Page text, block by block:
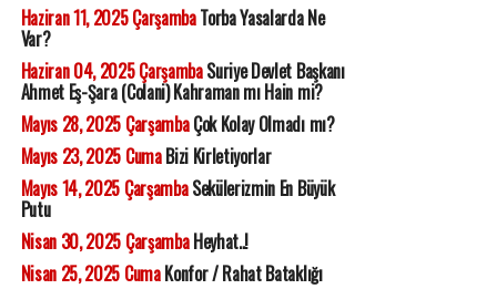
Haziran 11, 2025 ÇarşambaTorba Yasalarda Ne
Var?
Haziran 04, 2025 ÇarşambaSuriye Devlet Başkanı
Ahmet Eş-Şara (Colani) Kahraman mı Hain mi?
Mayıs 28, 2025 ÇarşambaÇok Kolay Olmadı mı?
Mayıs 23, 2025 CumaBizi Kirletiyorlar
Mayıs 14, 2025 ÇarşambaSekülerizmin En Büyük
Putu
Nisan 30, 2025 ÇarşambaHeyhat..!
Nisan 25, 2025 CumaKonfor / Rahat Bataklığı